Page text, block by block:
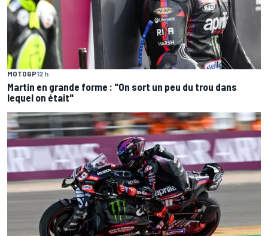
MOTOGP12 h
Martín en grande forme : "On sort un peu du trou dans
lequel on était"